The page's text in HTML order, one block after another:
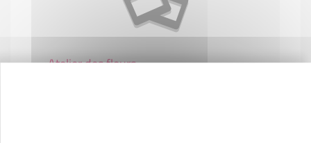
Atelier des fleurs